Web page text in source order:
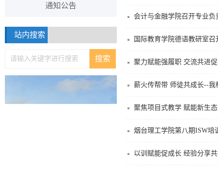
通知公告
站内搜索
会计与金融学院召开专业
国际教育学院德语教研室
聚力赋能强履职 交流共进
薪火传帮带 师徒共成长--我
聚焦项目式教学 赋能新生
烟台理工学院第八期ISW培
以训赋能促成长 经验分享